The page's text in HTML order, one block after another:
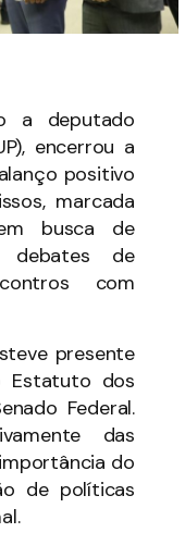
a deputado
encerrou a
positivo
marcada
busca de
debates de
com
presente
Estatuto dos
Federal.
das
do
de políticas